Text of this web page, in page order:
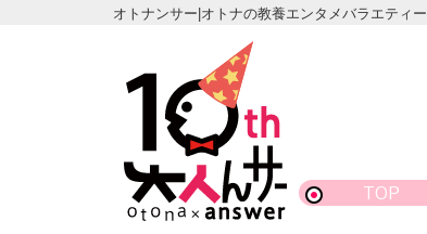
オトナンサー|オトナの教養エンタメバラエティー
TOP